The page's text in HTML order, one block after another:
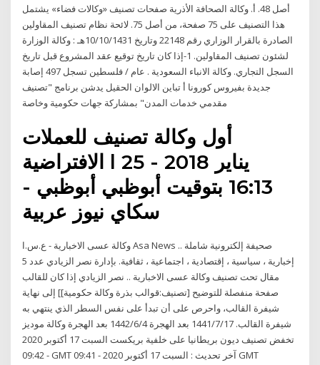
أصل 48. أ. وكالة الصحافة الأذرية صفحات تصنيف «وكالات فضاء» يشتمل
هذا التصنيف على 75 صفحة، من أصل 75. لائحة نظام تصنيف المقاولين
الصادرة بالقرار الوزاري رقم 22148 وتاريخ 10/10/1431هـ : وكالة الوزارة
لشئون تصنيف المقاولين. 1-إذا كان تاريخ توقيع عقد المشروع قبل تاريخ
السجل التجاري. وكالة الانباء السعودية . عام / فلسطين تسجل 497 إصابة
جديدة بفيروس كورونا أ تباين الالوان الحقيل يدشن برنامج "تصنيف
مقدمي خدمات المدن" بمشاركة جهات حكومية وخاصة
أول وكالة تصنيف للعملات
الافتراضية l 25 يناير 2018 -
16:13 بتوقيت أبوظبي أبوظبي -
سكاي نيوز عربية
وكالة عسى الاخبارية - ع.س.ا Asa News صحيفة إلكترونية شاملة ..
إخبارية ، سياسية ، إقتصادية ، اجتماعية ، ثقافية. بإدارة نصر الزيادي عدد 5
مقال تحت تصنيف وكالة عسى الاخبارية .. نصر الزيادي إذا كان للقالب
صفحة منفصلة للتوضيح [تصنيف:قوالب بذرة وكالة حكومية]] إلى نهاية
شيفرة القالب، واحرص على أن تبدأ على نفس السطر الذي ينتهي به
شيفرة القالب. 17‏‏/7‏‏/1441 بعد الهجرة 4‏‏/6‏‏/1442 بعد الهجرة وكالة موديز
تخفض تصنيف ديون بريطانيا على خلفية بريكست السبت 17 أكتوبر 2020
- 09:42 GMT آخر تحديث : السبت 17 أكتوبر 2020 - 09:41 GMT